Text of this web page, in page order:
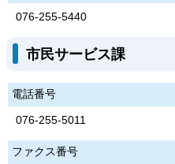
076-255-5440
市民サービス課
電話番号
076-255-5011
ファクス番号